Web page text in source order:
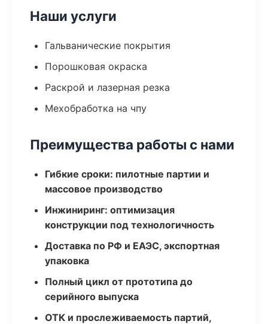
Наши услуги
Гальванические покрытия
Порошковая окраска
Раскрой и лазерная резка
Мехобработка на чпу
Преимущества работы с нами
Гибкие сроки: пилотные партии и
массовое производство
Инжиниринг: оптимизация
конструкции под технологичность
Доставка по РФ и ЕАЭС, экспортная
упаковка
Полный цикл от прототипа до
серийного выпуска
ОТК и прослеживаемость партий,